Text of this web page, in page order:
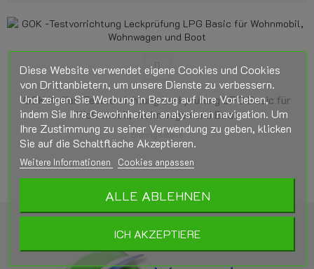
GOK Koffer-Testvorrichtung Leckprüfung LPG Basic für
Wohnmobil, Wohnwagen und Boot
Brenngasteile
Diese Website verwendet eigene Cookies und Cookies
von Drittanbietern, um unsere Dienste zu verbessern.
Und zeigen Sie Werbung in Bezug auf Ihre Vorlieben,
indem Sie Ihre Gewohnheiten analysieren navigation. Um
Ihre Zustimmung zu seiner Verwendung zu geben, klicken
Sie auf die Schaltfläche Akzeptieren.
Weitere Informationen Cookies anpassen
ALLE ABLEHNEN
ICH AKZEPTIERE